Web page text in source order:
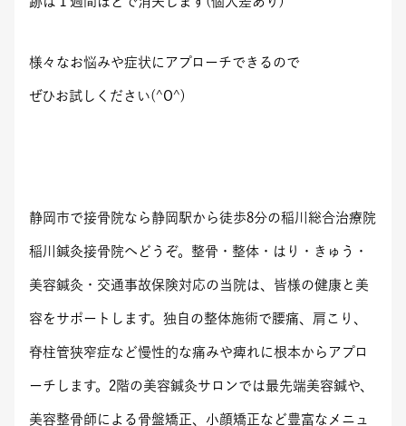
様々なお悩みや症状にアプローチできるので
ぜひお試しください(^O^)
静岡市で接骨院なら静岡駅から徒歩8分の稲川総合治療院
稲川鍼灸接骨院へどうぞ。整骨・整体・はり・きゅう・
美容鍼灸・交通事故保険対応の当院は、皆様の健康と美
容をサポートします。独自の整体施術で腰痛、肩こり、
脊柱管狭窄症など慢性的な痛みや痺れに根本からアプロ
ーチします。2階の美容鍼灸サロンでは最先端美容鍼や、
美容整骨師による骨盤矯正、小顔矯正など豊富なメニュ